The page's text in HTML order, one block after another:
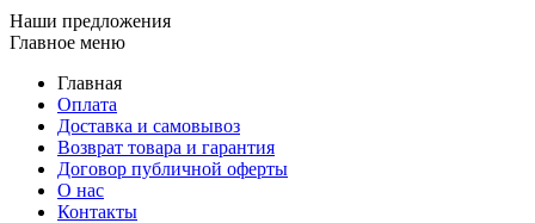
Наши предложения
Главное меню
Главная
Оплата
Доставка и самовывоз
Возврат товара и гарантия
Договор публичной оферты
О нас
Контакты